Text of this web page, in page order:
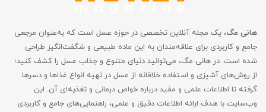
هانی مگ، یک مجله آنلاین تخصصی در حوزه عسل است که به‌عنوان مرجعی
جامع و کاربردی برای علاقه‌مندان به این ماده طبیعی و شگفت‌انگیز طراحی
شده است. در هانی مگ، می‌توانید دنیای متنوع و جذاب عسل را کشف کنید؛
از روش‌های آشپزی و استفاده خلاقانه از عسل در تهیه انواع غذاها و دسرها
گرفته تا اطلاعات علمی و مفید درباره خواص درمانی و تغذیه‌ای آن. این
وب‌سایت با هدف ارائه اطلاعات دقیق و علمی، راهنمایی‌های جامع‌ و کاربردی